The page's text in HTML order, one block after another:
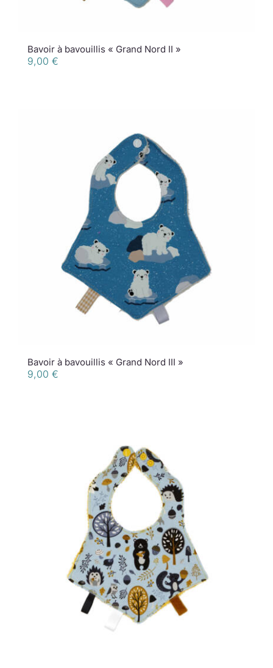
Bavoir à bavouillis « Grand Nord II »
9,00 €
Bavoir à bavouillis « Grand Nord III »
9,00 €